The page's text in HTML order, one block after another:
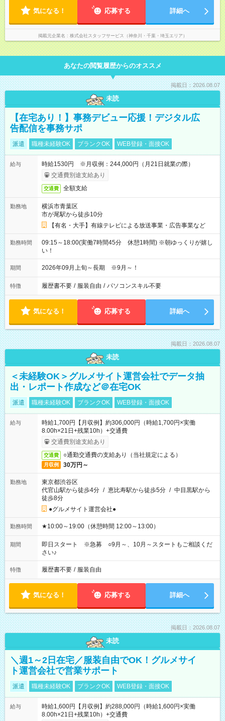
気になる！ 応募する 詳細へ
掲載元企業名 株式会社スタッフサービス（神奈川・千葉・埼玉エリア）
あなたの閲覧履歴からのオススメ
掲載日：2026.08.07
未読
【在宅あり！】事務デビュー応援！デジタル広
告配信を事務サポ
派遣 職種未経験OK ブランクOK WEB登録・面接OK
給与
時給1530円 ※月収例：244,000円（月21日就業の際）
交通費別途支給あり
交通費 全額支給
勤務地
横浜市青葉区
市が尾駅から徒歩10分
【有名・大手】有線テレビによる放送事業・広告事業など
勤務時間
09:15～18:00(実働7時間45分 休憩1時間) ※朝ゆっくりが嬉し
い！
期間 2026年09月上旬～長期 ※9月～！
特徴 履歴書不要 / 服装自由 / パソコンスキル不要
気になる！ 応募する 詳細へ
掲載日：2026.08.07
未読
＜未経験OK＞グルメサイト運営会社でデータ抽
出・レポート作成など＠在宅OK
派遣 職種未経験OK ブランクOK WEB登録・面接OK
給与
時給1,700円【月収例】約306,000円（時給1,700円×実働
8.00h×21日+残業10h）+交通費
交通費別途支給あり
交通費 ○通勤交通費の支給あり（当社規定による）
月収例 30万円～
勤務地
東京都渋谷区
代官山駅から徒歩4分 / 恵比寿駅から徒歩5分 / 中目黒駅から
徒歩8分
●グルメサイト運営会社●
勤務時間 ★10:00～19:00（休憩時間 12:00～13:00）
期間
即日スタート ※急募 ○9月～、10月～スタートもご相談くだ
さい♪
特徴 履歴書不要 / 服装自由
気になる！ 応募する 詳細へ
掲載日：2026.08.07
未読
＼週1～2日在宅／服装自由でOK！グルメサイ
ト運営会社で営業サポート
派遣 職種未経験OK ブランクOK WEB登録・面接OK
給与
時給1,600円【月収例】約288,000円（時給1,600円×実働
8.00h×21日+残業10h）+交通費